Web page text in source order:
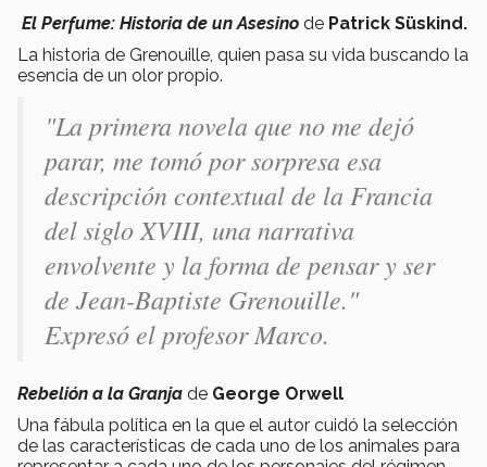
El Perfume: Historia de un Asesino de Patrick Süskind.
La historia de Grenouille, quien pasa su vida buscando la
esencia de un olor propio.
"La primera novela que no me dejó
parar, me tomó por sorpresa esa
descripción contextual de la Francia
del siglo XVIII, una narrativa
envolvente y la forma de pensar y ser
de Jean-Baptiste Grenouille."
Expresó el profesor Marco.
Rebelión a la Granja de George Orwell
Una fábula política en la que el autor cuidó la selección
de las características de cada uno de los animales para